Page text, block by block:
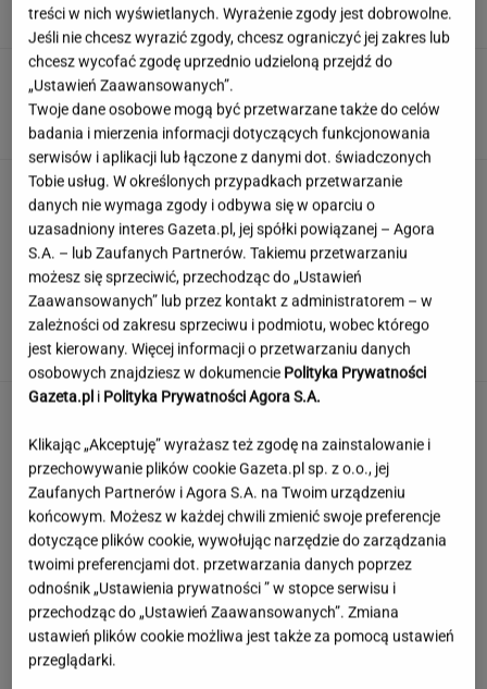
Kaczyński teraz ma już maślarzy
na tacy. Stało się to, do czego dążyli
SUBSKRYPCJA
Brutalne ataki na Ukraińców w Polsce.
Niemcy widzą zmianę nastawienia
To Nawrocki wcina na śniadanie. Kucharz
wygadał się, co dla niego przygotowuje
treści w nich wyświetlanych. Wyrażenie zgody jest dobrowolne.
Jeśli nie chcesz wyrazić zgody, chcesz ograniczyć jej zakres lub
chcesz wycofać zgodę uprzednio udzieloną przejdź do
„Ustawień Zaawansowanych”.
Twoje dane osobowe mogą być przetwarzane także do celów
badania i mierzenia informacji dotyczących funkcjonowania
serwisów i aplikacji lub łączone z danymi dot. świadczonych
Tobie usług. W określonych przypadkach przetwarzanie
danych nie wymaga zgody i odbywa się w oparciu o
uzasadniony interes Gazeta.pl, jej spółki powiązanej – Agora
S.A. – lub Zaufanych Partnerów. Takiemu przetwarzaniu
możesz się sprzeciwić, przechodząc do „Ustawień
Zaawansowanych” lub przez kontakt z administratorem – w
zależności od zakresu sprzeciwu i podmiotu, wobec którego
jest kierowany. Więcej informacji o przetwarzaniu danych
osobowych znajdziesz w dokumencie Polityka Prywatności
Gazeta.pl i Polityka Prywatności Agora S.A.
Klikając „Akceptuję” wyrażasz też zgodę na zainstalowanie i
przechowywanie plików cookie Gazeta.pl sp. z o.o., jej
Zaufanych Partnerów i Agora S.A. na Twoim urządzeniu
końcowym. Możesz w każdej chwili zmienić swoje preferencje
dotyczące plików cookie, wywołując narzędzie do zarządzania
twoimi preferencjami dot. przetwarzania danych poprzez
odnośnik „Ustawienia prywatności ” w stopce serwisu i
przechodząc do „Ustawień Zaawansowanych”. Zmiana
ustawień plików cookie możliwa jest także za pomocą ustawień
przeglądarki.